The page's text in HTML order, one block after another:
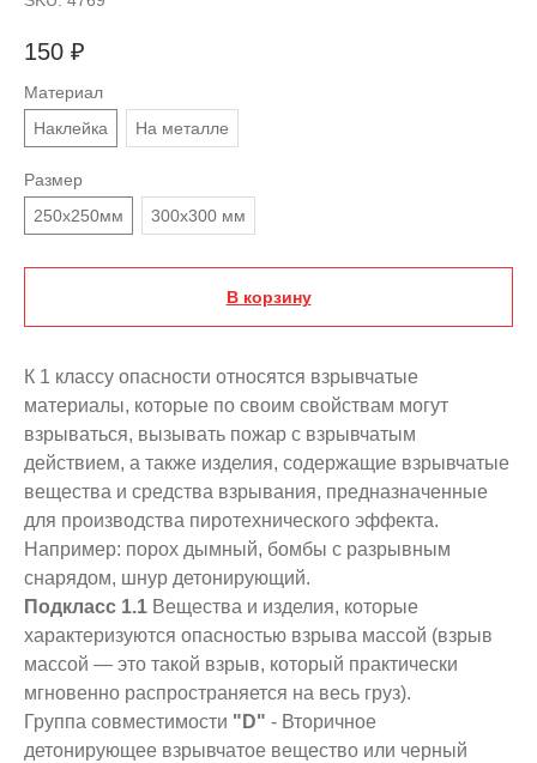
150 ₽
Материал
Наклейка
На металле
Размер
250х250мм
300х300 мм
В корзину
К 1 классу опасности относятся взрывчатые
материалы, которые по своим свойствам могут
взрываться, вызывать пожар с взрывчатым
действием, а также изделия, содержащие взрывчатые
вещества и средства взрывания, предназначенные
для производства пиротехнического эффекта.
Например: порох дымный, бомбы с разрывным
снарядом, шнур детонирующий.
Подкласс 1.1 Вещества и изделия, которые
характеризуются опасностью взрыва массой (взрыв
массой — это такой взрыв, который практически
мгновенно распространяется на весь груз).
Группа совместимости "D" - Вторичное
детонирующее взрывчатое вещество или черный